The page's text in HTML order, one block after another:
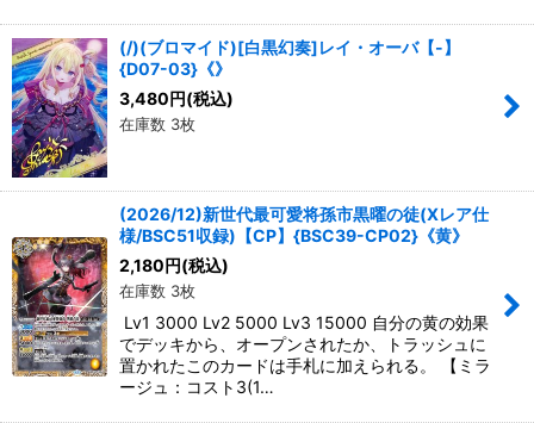
(/)(ブロマイド)[白黒幻奏]レイ・オーバ【-】
{D07-03}《》
3,480円(税込)
在庫数 3枚
(2026/12)新世代最可愛将孫市黒曜の徒(Xレア仕
様/BSC51収録)【CP】{BSC39-CP02}《黄》
2,180円(税込)
在庫数 3枚
Lv1 3000 Lv2 5000 Lv3 15000 自分の黄の効果
でデッキから、オープンされたか、トラッシュに
置かれたこのカードは手札に加えられる。 【ミラ
ージュ：コスト3(1…